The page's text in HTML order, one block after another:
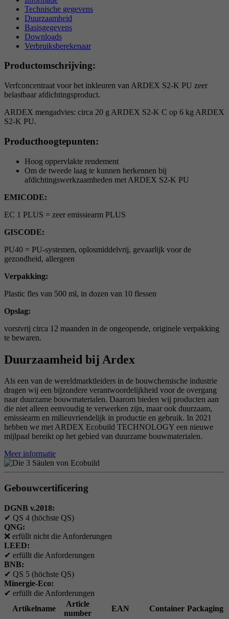
Technische gegevens
Duurzaamheid
Basisgegevens
Downloads
Verbruiksberekenaar
Productomschrijving:
Verfconcentraat voor het inkleuren van ARDEX S2-K PU zeer
belastbaar afdichtingsproduct.
ARDEX mengadvies: circa 20 g ARDEX S2-K C op 6 kg ARDEX
S2-K PU.
Producthoogtepunten:
Hoog oppervlakte rendement
Om de tweede laag te kunnen herkennen bij
afdichtingswerkzaamheden met ARDEX S2-K PU
EMICODE:
EC 1 PLUS = zeer emissiearm PLUS
GISCODE:
PU40 = PU-systemen, oplosmiddelvrij, gevaarlijk voor de
gezondheid, allergeen
Verpakking:
Plastic fles van 500 ml, in dozen van 10 flessen
Opslag:
vorstvrij circa 12 maanden in de ongeopende, originele verpakking
te bewaren.
Duurzaamheid bij Ardex
Als een van de wereldmarktleiders in de bouwchemische industrie
dragen wij een bijzondere verantwoordelijkheid voor de overgang
naar duurzame bouwmaterialen. Daarom bieden wij producten aan
die niet alleen eenvoudig te verwerken zijn, maar ook duurzaam,
emissiearm en milieuvriendelijk in productie en gebruik. In 2021
hebben we met ARDEX Ecobuild TECHNOLOGY een nieuwe
mijlpaal bereikt op het gebied van duurzame bouwmaterialen.
Meer informatie
Gebouwcertificering
DGNB v.2018:
✔ QS 4 (höchste QS)
QNG:
❌ erfüllt nicht die Anforderungen
LEED:
✔ erfüllt die Anforderungen
BNB:
✔ QS 5 (höchste QS)
Minergie-Eco:
✔ erfüllt die Anforderungen
Artikelname
Article
number
EAN Container Packaging
Doel
reCAPTCHA setzt ein notwendiges Cookie
(_GRECAPTCHA), wenn es zum Zweck der
Risikoanalyse ausgeführt wird.